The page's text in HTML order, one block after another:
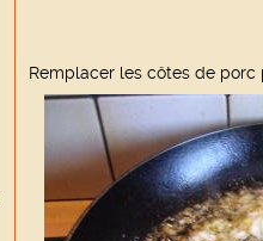
Remplacer les côtes de porc